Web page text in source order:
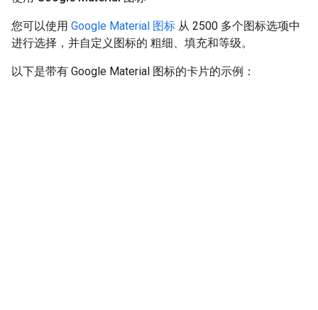
您可以使用 Google Material 图标 从 2500 多个图标选项中
进行选择，并自定义图标的 粗细、填充和等级。
以下是带有 Google Material 图标的卡片的示例：